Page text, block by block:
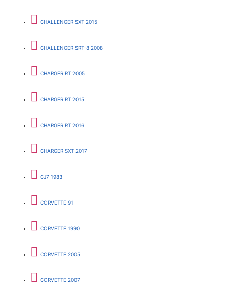
CHALLENGER SXT 2015
CHALLENGER SRT-8 2008
CHARGER RT 2005
CHARGER RT 2015
CHARGER RT 2016
CHARGER SXT 2017
CJ7 1983
CORVETTE 91
CORVETTE 1990
CORVETTE 2005
CORVETTE 2007